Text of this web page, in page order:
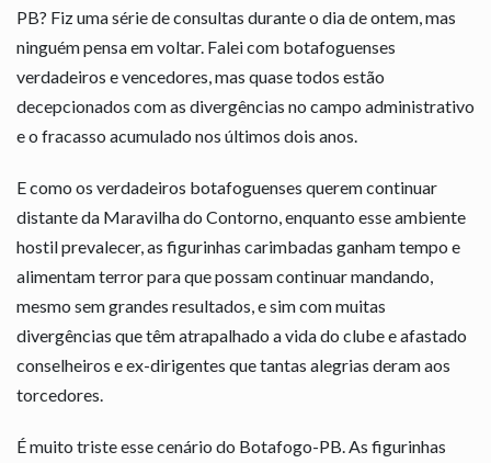
PB? Fiz uma série de consultas durante o dia de ontem, mas
ninguém pensa em voltar. Falei com botafoguenses
verdadeiros e vencedores, mas quase todos estão
decepcionados com as divergências no campo administrativo
e o fracasso acumulado nos últimos dois anos.
E como os verdadeiros botafoguenses querem continuar
distante da Maravilha do Contorno, enquanto esse ambiente
hostil prevalecer, as figurinhas carimbadas ganham tempo e
alimentam terror para que possam continuar mandando,
mesmo sem grandes resultados, e sim com muitas
divergências que têm atrapalhado a vida do clube e afastado
conselheiros e ex-dirigentes que tantas alegrias deram aos
torcedores.
É muito triste esse cenário do Botafogo-PB. As figurinhas